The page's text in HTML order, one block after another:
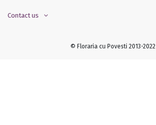
Contact us
© Floraria cu Povesti 2013-2022